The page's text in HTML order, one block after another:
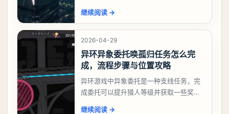
么做，下面就来告诉大家。异环异象委托
祸兮洄游任务攻略
继续阅读 →
2026-04-29
异环异象委托唤孤归任务怎么完
成，流程步骤与位置攻略
异环游戏中异象委托是一种支线任务，完
成委托可以提升猎人等级并获取一些奖
继续阅读 →